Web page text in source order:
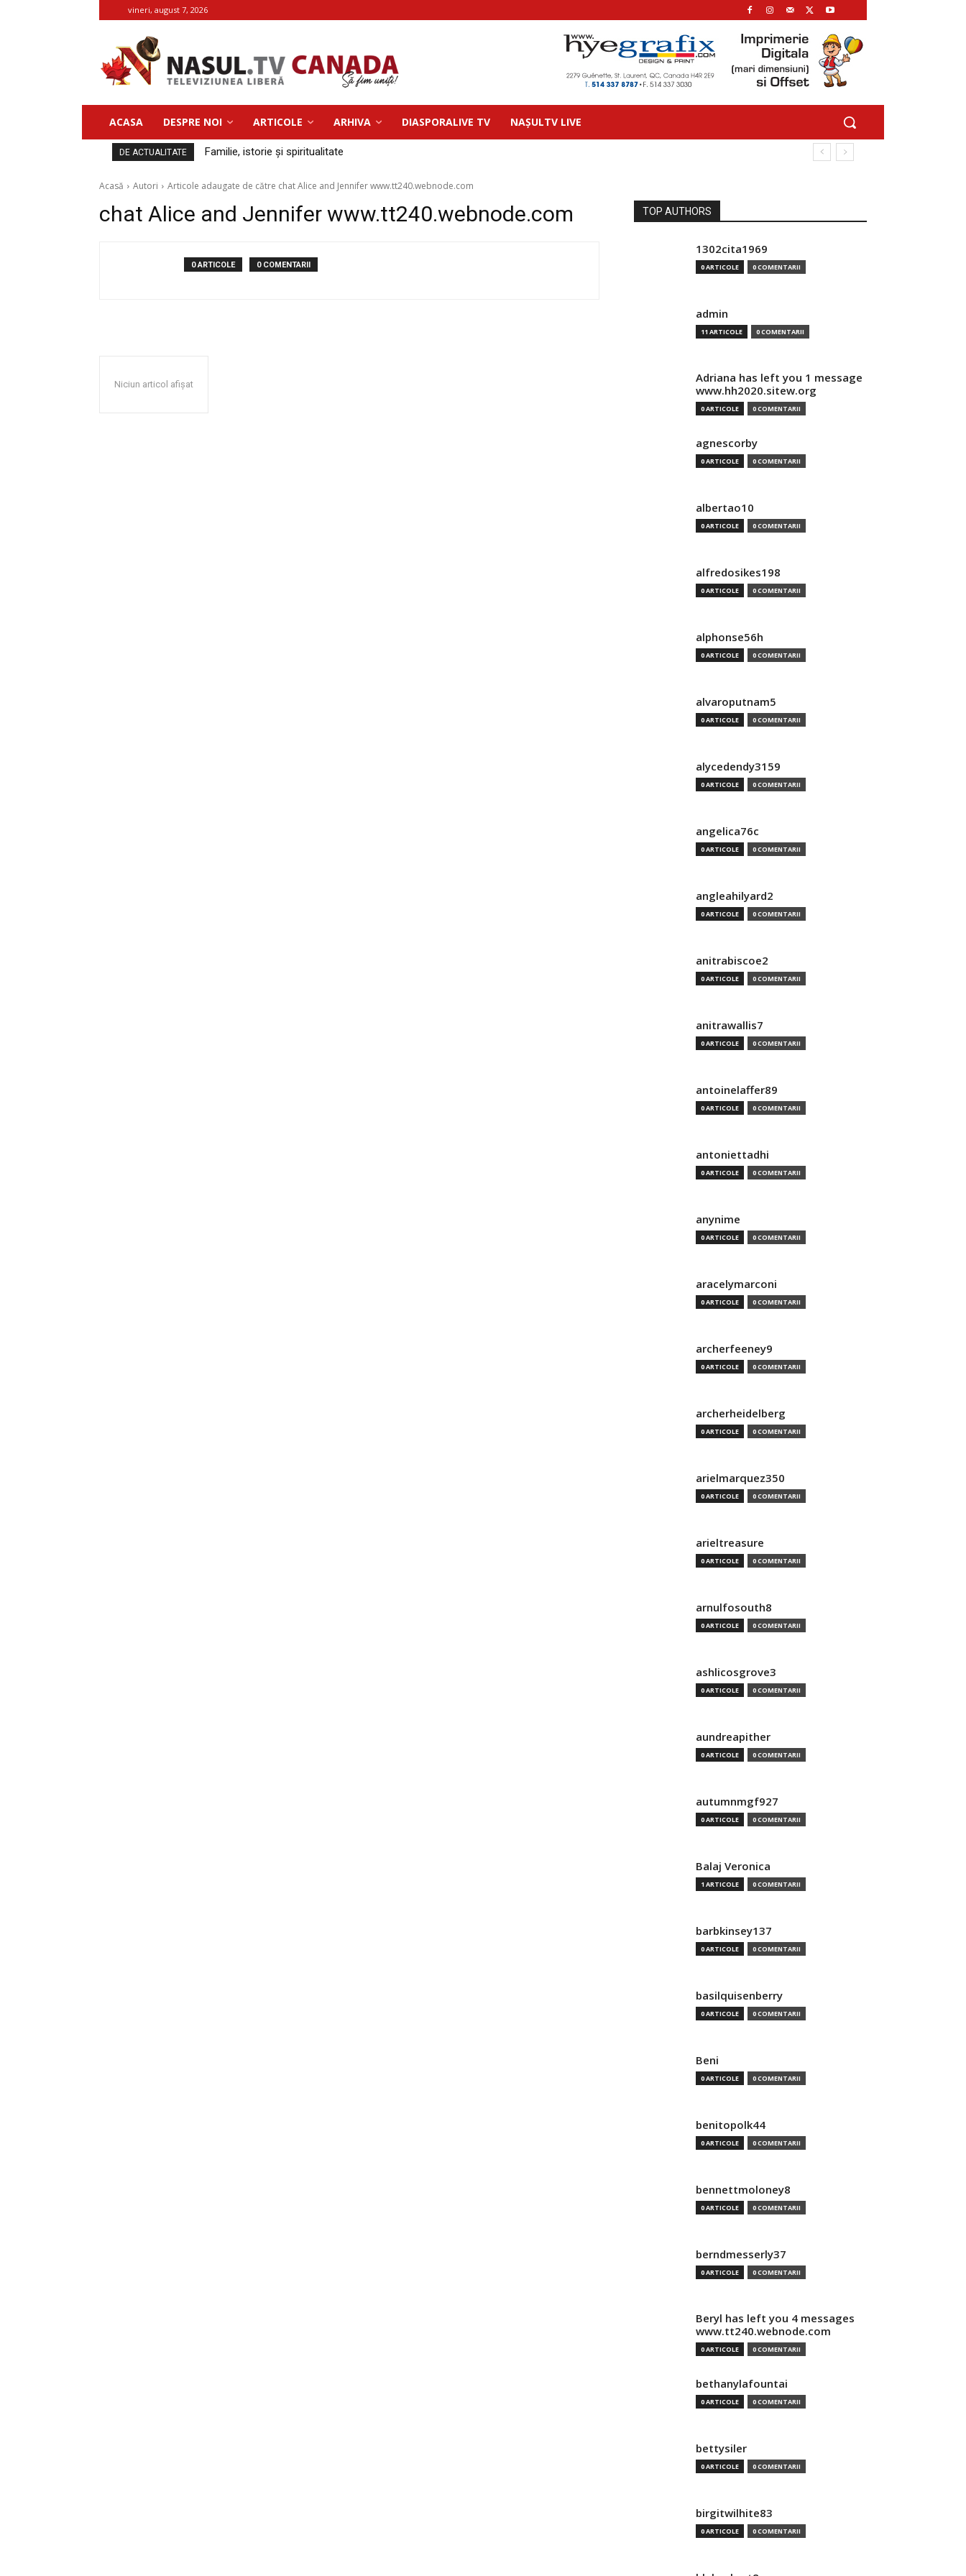
vineri, august 7, 2026
ACASA DESPRE NOI ARTICOLE ARHIVA DIASPORALIVE TV NAȘULTV LIVE
DE ACTUALITATE Familie, istorie și spiritualitate
Acasă Autori Articole adaugate de către chat Alice and Jennifer www.tt240.webnode.com
chat Alice and Jennifer www.tt240.webnode.com
0 ARTICOLE 0 COMENTARII
Niciun articol afișat
TOP AUTHORS
1302cita1969
0 ARTICOLE 0 COMENTARII
admin
11 ARTICOLE 0 COMENTARII
Adriana has left you 1 message
www.hh2020.sitew.org
0 ARTICOLE 0 COMENTARII
agnescorby
0 ARTICOLE 0 COMENTARII
albertao10
0 ARTICOLE 0 COMENTARII
alfredosikes198
0 ARTICOLE 0 COMENTARII
alphonse56h
0 ARTICOLE 0 COMENTARII
alvaroputnam5
0 ARTICOLE 0 COMENTARII
alycedendy3159
0 ARTICOLE 0 COMENTARII
angelica76c
0 ARTICOLE 0 COMENTARII
angleahilyard2
0 ARTICOLE 0 COMENTARII
anitrabiscoe2
0 ARTICOLE 0 COMENTARII
anitrawallis7
0 ARTICOLE 0 COMENTARII
antoinelaffer89
0 ARTICOLE 0 COMENTARII
antoniettadhi
0 ARTICOLE 0 COMENTARII
anynime
0 ARTICOLE 0 COMENTARII
aracelymarconi
0 ARTICOLE 0 COMENTARII
archerfeeney9
0 ARTICOLE 0 COMENTARII
archerheidelberg
0 ARTICOLE 0 COMENTARII
arielmarquez350
0 ARTICOLE 0 COMENTARII
arieltreasure
0 ARTICOLE 0 COMENTARII
arnulfosouth8
0 ARTICOLE 0 COMENTARII
ashlicosgrove3
0 ARTICOLE 0 COMENTARII
aundreapither
0 ARTICOLE 0 COMENTARII
autumnmgf927
0 ARTICOLE 0 COMENTARII
Balaj Veronica
1 ARTICOLE 0 COMENTARII
barbkinsey137
0 ARTICOLE 0 COMENTARII
basilquisenberry
0 ARTICOLE 0 COMENTARII
Beni
0 ARTICOLE 0 COMENTARII
benitopolk44
0 ARTICOLE 0 COMENTARII
bennettmoloney8
0 ARTICOLE 0 COMENTARII
berndmesserly37
0 ARTICOLE 0 COMENTARII
Beryl has left you 4 messages
www.tt240.webnode.com
0 ARTICOLE 0 COMENTARII
bethanylafountai
0 ARTICOLE 0 COMENTARII
bettysiler
0 ARTICOLE 0 COMENTARII
birgitwilhite83
0 ARTICOLE 0 COMENTARII